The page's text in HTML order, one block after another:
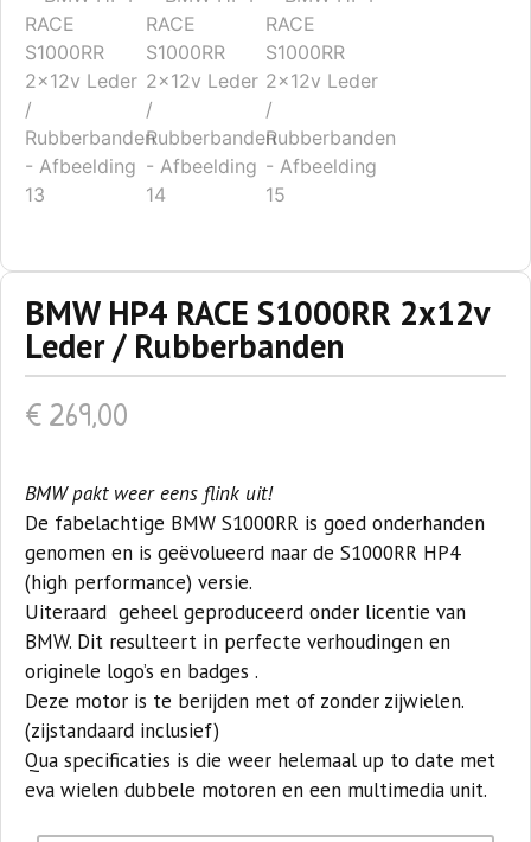
BMW HP4 RACE S1000RR 2x12v
Leder / Rubberbanden
€269,00
BMW pakt weer eens flink uit!
De fabelachtige BMW S1000RR is goed onderhanden
genomen en is geëvolueerd naar de S1000RR HP4
(high performance) versie.
Uiteraard geheel geproduceerd onder licentie van
BMW. Dit resulteert in perfecte verhoudingen en
originele logo’s en badges .
Deze motor is te berijden met of zonder zijwielen.
(zijstandaard inclusief)
Qua specificaties is die weer helemaal up to date met
eva wielen dubbele motoren en een multimedia unit.